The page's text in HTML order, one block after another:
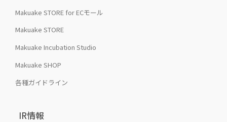
Makuake STORE for ECモール
Makuake STORE
Makuake Incubation Studio
Makuake SHOP
各種ガイドライン
IR情報